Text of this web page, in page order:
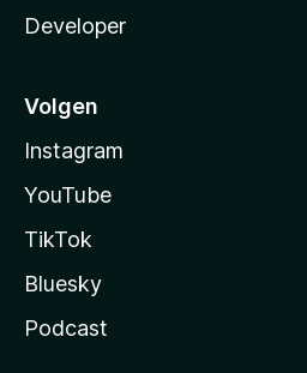
Developer
Volgen
Instagram
YouTube
TikTok
Bluesky
Podcast